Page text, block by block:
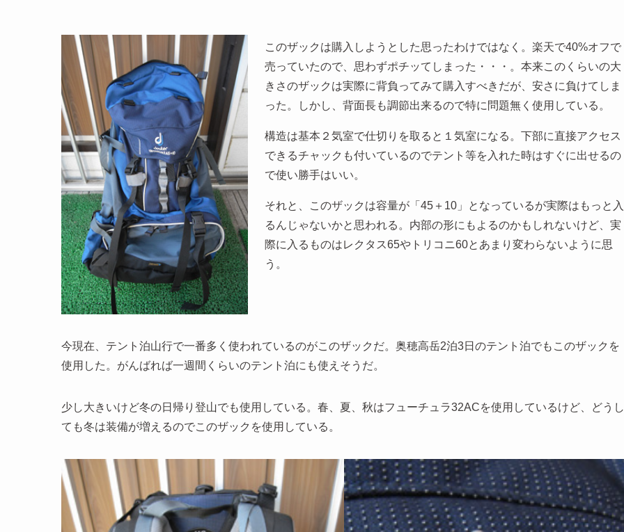
このザックは購入しようとした思ったわけではなく。楽天で40%オフで
売っていたので、思わずポチッてしまった・・・。本来このくらいの大
きさのザックは実際に背負ってみて購入すべきだが、安さに負けてしま
った。しかし、背面長も調節出来るので特に問題無く使用している。
構造は基本２気室で仕切りを取ると１気室になる。下部に直接アクセス
できるチャックも付いているのでテント等を入れた時はすぐに出せるの
で使い勝手はいい。
それと、このザックは容量が「45＋10」となっているが実際はもっと入
るんじゃないかと思われる。内部の形にもよるのかもしれないけど、実
際に入るものはレクタス65やトリコニ60とあまり変わらないように思
う。
今現在、テント泊山行で一番多く使われているのがこのザックだ。奥穂高岳2泊3日のテント泊でもこのザックを
使用した。がんばれば一週間くらいのテント泊にも使えそうだ。
少し大きいけど冬の日帰り登山でも使用している。春、夏、秋はフューチュラ32ACを使用しているけど、どうし
ても冬は装備が増えるのでこのザックを使用している。